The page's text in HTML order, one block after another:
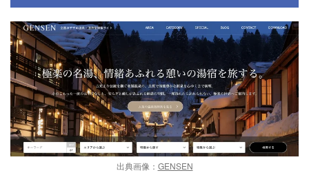
出典画像： GENSEN